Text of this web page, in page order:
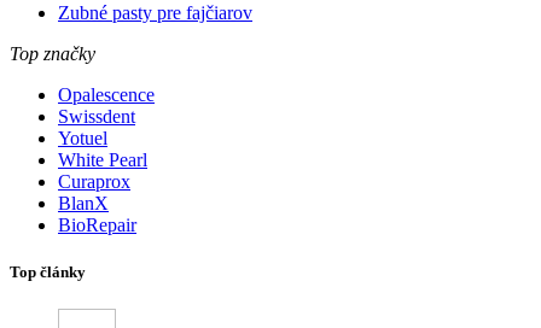
Zubné pasty pre fajčiarov
Top značky
Opalescence
Swissdent
Yotuel
White Pearl
Curaprox
BlanX
BioRepair
Top články